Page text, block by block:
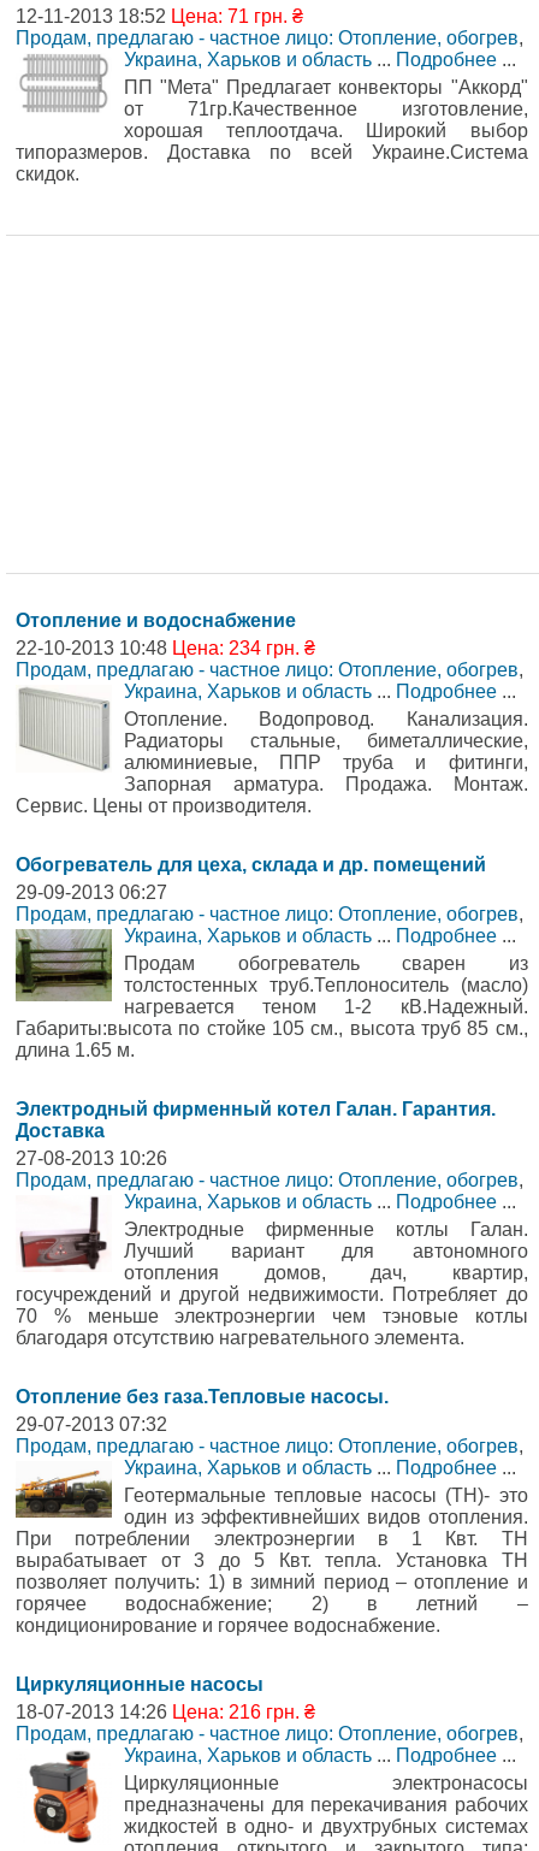
12-11-2013 18:52 Цена: 71 грн. ₴
Продам, предлагаю - частное лицо: Отопление, обогрев,
Украина, Харьков и область ... Подробнее ...
ПП "Мета" Предлагает конвекторы "Аккорд"
от 71гр.Качественное изготовление,
хорошая теплоотдача. Широкий выбор
типоразмеров. Доставка по всей Украине.Система
скидок.
Отопление и водоснабжение
22-10-2013 10:48 Цена: 234 грн. ₴
Продам, предлагаю - частное лицо: Отопление, обогрев,
Украина, Харьков и область ... Подробнее ...
Отопление. Водопровод. Канализация.
Радиаторы стальные, биметаллические,
алюминиевые, ППР труба и фитинги,
Запорная арматура. Продажа. Монтаж.
Сервис. Цены от производителя.
Обогреватель для цеха, склада и др. помещений
29-09-2013 06:27
Продам, предлагаю - частное лицо: Отопление, обогрев,
Украина, Харьков и область ... Подробнее ...
Продам обогреватель сварен из
толстостенных труб.Теплоноситель (масло)
нагревается теном 1-2 кВ.Надежный.
Габариты:высота по стойке 105 см., высота труб 85 см.,
длина 1.65 м.
Электродный фирменный котел Галан. Гарантия.
Доставка
27-08-2013 10:26
Продам, предлагаю - частное лицо: Отопление, обогрев,
Украина, Харьков и область ... Подробнее ...
Электродные фирменные котлы Галан.
Лучший вариант для автономного
отопления домов, дач, квартир,
госучреждений и другой недвижимости. Потребляет до
70 % меньше электроэнергии чем тэновые котлы
благодаря отсутствию нагревательного элемента.
Отопление без газа.Тепловые насосы.
29-07-2013 07:32
Продам, предлагаю - частное лицо: Отопление, обогрев,
Украина, Харьков и область ... Подробнее ...
Геотермальные тепловые насосы (ТН)- это
один из эффективнейших видов отопления.
При потреблении электроэнергии в 1 Квт. ТН
вырабатывает от 3 до 5 Квт. тепла. Установка ТН
позволяет получить: 1) в зимний период – отопление и
горячее водоснабжение; 2) в летний –
кондиционирование и горячее водоснабжение.
Циркуляционные насосы
18-07-2013 14:26 Цена: 216 грн. ₴
Продам, предлагаю - частное лицо: Отопление, обогрев,
Украина, Харьков и область ... Подробнее ...
Циркуляционные электронасосы
предназначены для перекачивания рабочих
жидкостей в одно- и двухтрубных системах